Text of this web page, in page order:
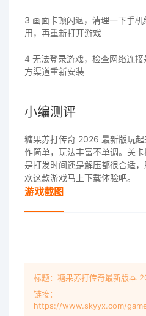
3 画面卡顿闪退，清理一下手
用，再重新打开游戏
4 无法登录游戏，检查网络连
方渠道重新安装
小编测评
糖果苏打传奇 2026 最新版玩
作简单，玩法丰富不单调。关
是打发时间还是解压都很合适
欢这款游戏马上下载体验吧。
游戏截图
标题：糖果苏打传奇最新版本
链接：
https://www.skyyx.com/